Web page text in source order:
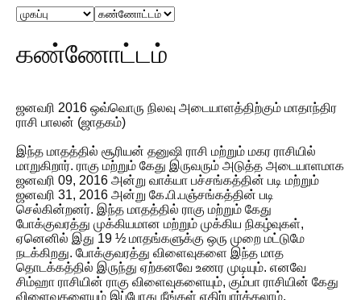
கண்ணோட்டம்
ஜனவரி 2016 ஒவ்வொரு நிலவு அடையாளத்திற்கும் மாதாந்திர
ராசி பாலன் (ஜாதகம்)
இந்த மாதத்தில் சூரியன் தனுஷி ராசி மற்றும் மகர ராசியில்
மாறுகிறார். ராகு மற்றும் கேது இருவரும் அடுத்த அடையாளமாக
ஜனவரி 09, 2016 அன்று வாக்யா பச்சங்கத்தின் படி மற்றும்
ஜனவரி 31, 2016 அன்று கே.பி.பஞ்சங்கத்தின் படி
செல்கின்றனர். இந்த மாதத்தில் ராகு மற்றும் கேது
போக்குவரத்து முக்கியமான மற்றும் முக்கிய நிகழ்வுகள்,
ஏனெனில் இது 19 ½ மாதங்களுக்கு ஒரு முறை மட்டுமே
நடக்கிறது. போக்குவரத்து விளைவுகளை இந்த மாத
தொடக்கத்தில் இருந்து ஏற்கனவே உணர முடியும். எனவே
சிம்ஹா ராசியின் ராகு விளைவுகளையும், கும்பா ராசியின் கேது
விளைவுகளையும் இப்போது நீங்கள் எதிர்பார்க்கலாம்.